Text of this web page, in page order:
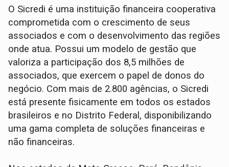
O Sicredi é uma instituição financeira cooperativa
comprometida com o crescimento de seus
associados e com o desenvolvimento das regiões
onde atua. Possui um modelo de gestão que
valoriza a participação dos 8,5 milhões de
associados, que exercem o papel de donos do
negócio. Com mais de 2.800 agências, o Sicredi
está presente fisicamente em todos os estados
brasileiros e no Distrito Federal, disponibilizando
uma gama completa de soluções financeiras e
não financeiras.